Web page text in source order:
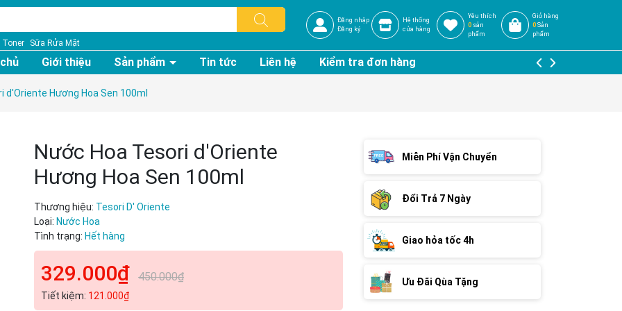
Toner Sữa Rửa Mặt
Đăng nhập
Đăng ký
Hệ thống
cửa hàng
Yêu thích
0sản
phẩm
Giỏ hàng
0 Sản
phẩm
Giới thiệu Sản phẩm Tin tức Liên hệ Kiểm tra đơn hàng
d'Oriente Hương Hoa Sen 100ml
Nước Hoa Tesori d'Oriente
Hương Hoa Sen 100ml
Thương hiệu: Tesori D' Oriente
Loại: Nước Hoa
Tình trạng: Hết hàng
329.000₫ 450.000₫
Tiết kiệm: 121.000₫
Miễn Phí Vận Chuyển
Đổi Trả 7 Ngày
Giao hỏa tốc 4h
Ưu Đãi Qùa Tặng